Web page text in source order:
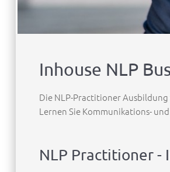
Inhouse NLP
Die NLP-Practitioner
Lernen Sie Kommunikations-
NLP Practitioner -